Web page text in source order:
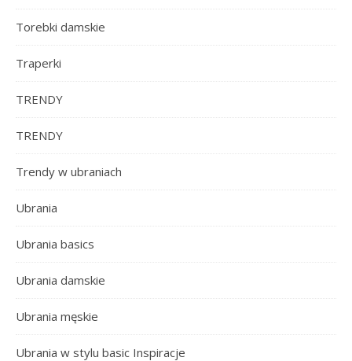
Torebki damskie
Traperki
TRENDY
TRENDY
Trendy w ubraniach
Ubrania
Ubrania basics
Ubrania damskie
Ubrania męskie
Ubrania w stylu basic Inspiracje